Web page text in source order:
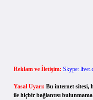
Reklam ve İletişim: Skype:
Yasal Uyarı: Bu internet sitesi,
ile hiçbir bağlantısı